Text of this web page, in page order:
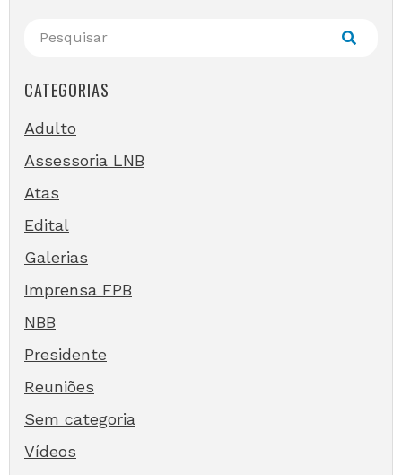
CATEGORIAS
Adulto
Assessoria LNB
Atas
Edital
Galerias
Imprensa FPB
NBB
Presidente
Reuniões
Sem categoria
Vídeos